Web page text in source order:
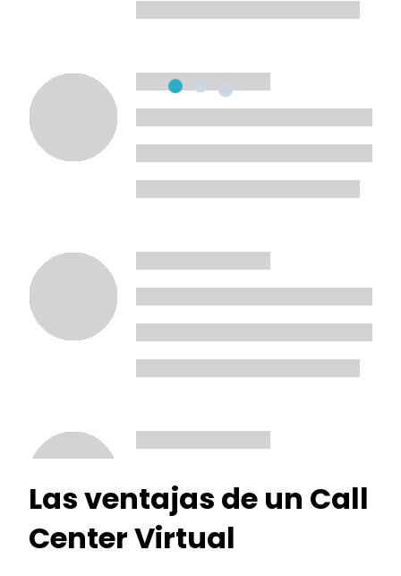
Las ventajas de un Call
Center Virtual